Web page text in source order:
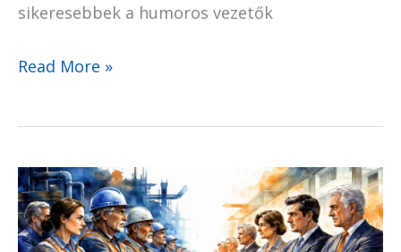
sikeresebbek a humoros vezetők
Read More »
Miért
nem
működik